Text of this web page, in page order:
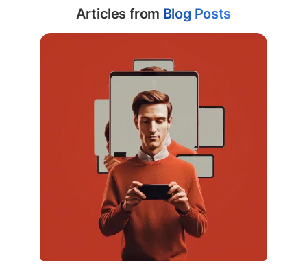
Articles from Blog Posts